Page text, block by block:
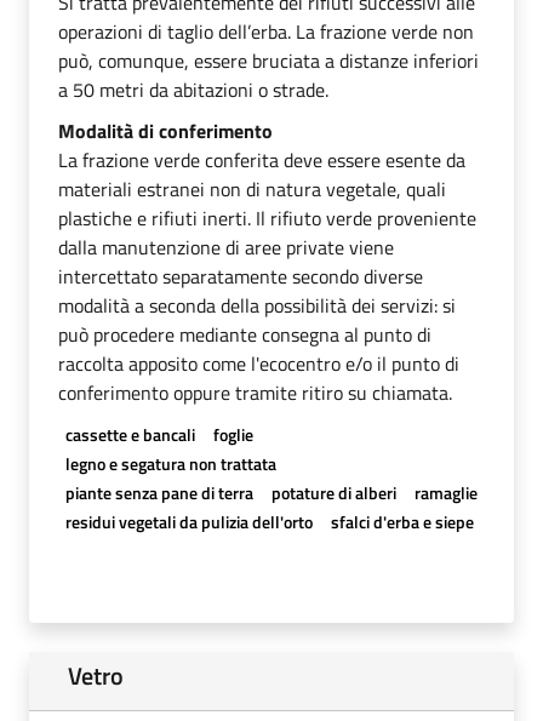
operazioni di taglio dell’erba. La frazione verde non
può, comunque, essere bruciata a distanze inferiori
a 50 metri da abitazioni o strade.
Modalità di conferimento
La frazione verde conferita deve essere esente da
materiali estranei non di natura vegetale, quali
plastiche e rifiuti inerti. Il rifiuto verde proveniente
dalla manutenzione di aree private viene
intercettato separatamente secondo diverse
modalità a seconda della possibilità dei servizi: si
può procedere mediante consegna al punto di
raccolta apposito come l'ecocentro e/o il punto di
conferimento oppure tramite ritiro su chiamata.
cassette e bancali
foglie
legno e segatura non trattata
piante senza pane di terra
potature di alberi
ramaglie
residui vegetali da pulizia dell'orto
sfalci d'erba e siepe
Vetro